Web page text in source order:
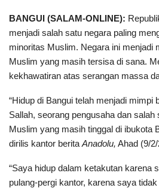
BANGUI (SALAM-ONLINE):
menjadi salah satu negara paling
minoritas Muslim. Negara ini menjadi
Muslim yang masih tersisa di sana.
kekhawatiran atas serangan massa
“Hidup di Bangui telah menjadi mimpi
Sallah, seorang pengusaha dan salah
Muslim yang masih tinggal di ibukota
dirilis kantor berita Anadolu, Ahad (9/
“Saya hidup dalam ketakutan karena
pulang-pergi kantor, karena saya